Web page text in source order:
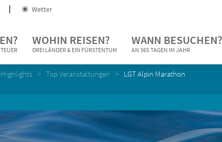
Wetter
WOHIN REISEN?
DREI LÄNDER & EIN FÜRSTENTUM
WANN BESUCHEN?
AN 365 TAGEN IM JAHR
Top Veranstaltungen LGT Alpin Marathon